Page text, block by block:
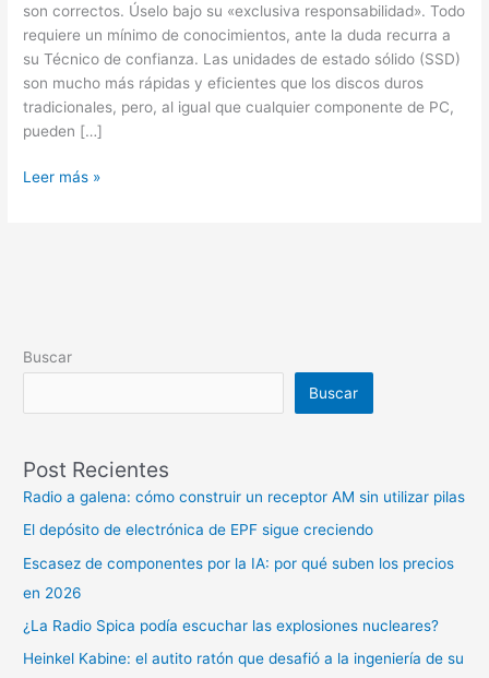
son correctos. Úselo bajo su «exclusiva responsabilidad». Todo
requiere un mínimo de conocimientos, ante la duda recurra a
su Técnico de confianza. Las unidades de estado sólido (SSD)
son mucho más rápidas y eficientes que los discos duros
tradicionales, pero, al igual que cualquier componente de PC,
pueden […]
Leer más »
Buscar
Buscar
Post Recientes
Radio a galena: cómo construir un receptor AM sin utilizar pilas
El depósito de electrónica de EPF sigue creciendo
Escasez de componentes por la IA: por qué suben los precios
en 2026
¿La Radio Spica podía escuchar las explosiones nucleares?
Heinkel Kabine: el autito ratón que desafió a la ingeniería de su